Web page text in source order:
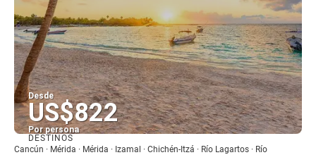
Desde
US$822
Por persona
Ver
DESTINOS
Cancún · Mérida · Mérida · Izamal · Chichén-Itzá · Río Lagartos · Río